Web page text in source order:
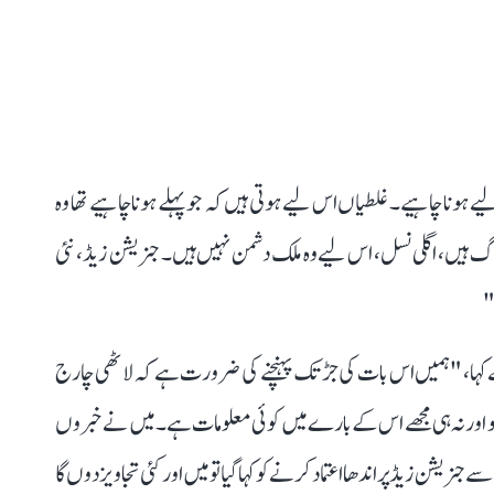
چاہیے۔ غلطیاں اس لیے ہوتی ہیں کہ جو پہلے ہونا چاہیے تھا وہ
اگلی نسل، اس لیے وہ ملک دشمن نہیں ہیں۔ جنریشن زیڈ ، نئی
"ہمیں اس بات کی جڑ تک پہنچنے کی ضرورت ہے کہ لاٹھی چارج
اور نہ ہی مجھے اس کے بارے میں کوئی معلومات ہے۔ میں نے خبروں
زیڈ پر اندھا اعتماد کرنے کو کہا گیا تو میں اور کئی تجاویز دوں گا